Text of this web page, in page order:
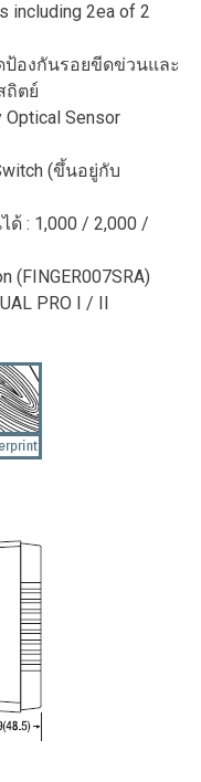
including 2ea of 2
ป้องกันรอยขีดข่วนและ
ถิตย์
Optical Sensor
(ขึ้นอยู่กับ
ด้ : 1,000 / 2,000 /
(FINGER007SRA)
PRO I / II